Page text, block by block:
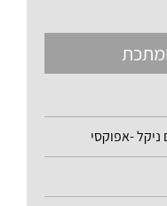
-אפוקסי